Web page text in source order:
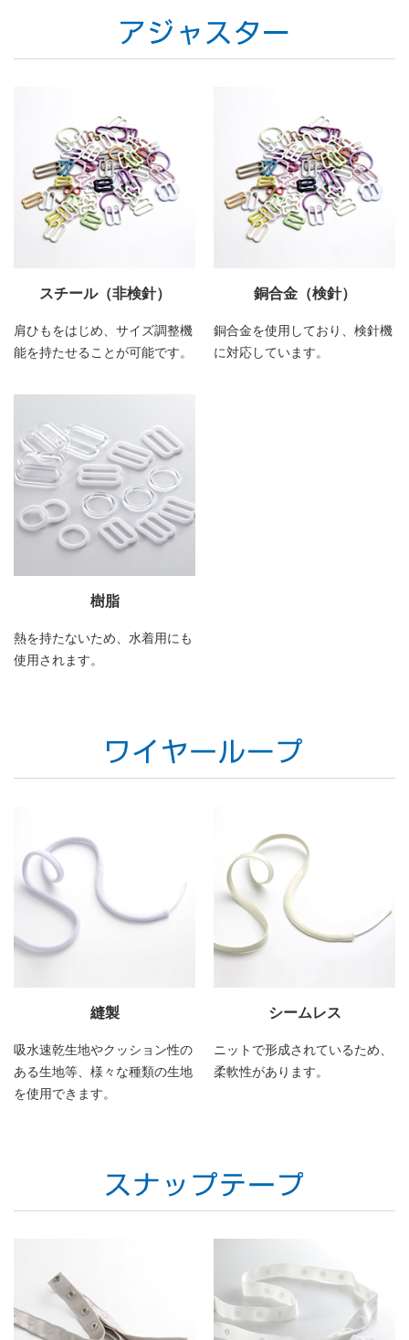
スチール（非検針）
肩ひもをはじめ、サイズ調整機
能を持たせることが可能です。
銅合金（検針）
銅合金を使用しており、検針機
に対応しています。
樹脂
熱を持たないため、水着用にも
使用されます。
縫製
吸水速乾生地やクッション性の
ある生地等、様々な種類の生地
を使用できます。
シームレス
ニットで形成されているため、
柔軟性があります。